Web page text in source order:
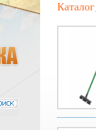
Каталог